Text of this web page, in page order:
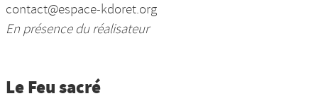
contact@espace-kdoret.org
En présence du réalisateur
Le Feu sacré